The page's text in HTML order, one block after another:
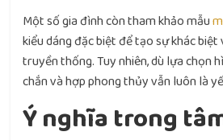
Một số gia đình còn tham khảo mẫu
kiểu dáng đặc biệt để tạo sự khác
truyền thống. Tuy nhiên, dù lựa chọn
chắn và hợp phong thủy vẫn luôn là
Ý nghĩa trong